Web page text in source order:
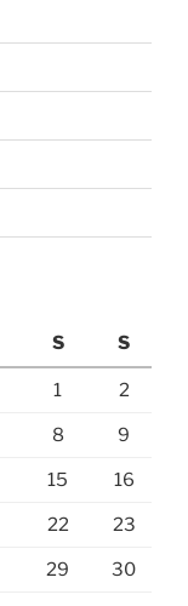
S S
1 2
8 9
15 16
22 23
29 30